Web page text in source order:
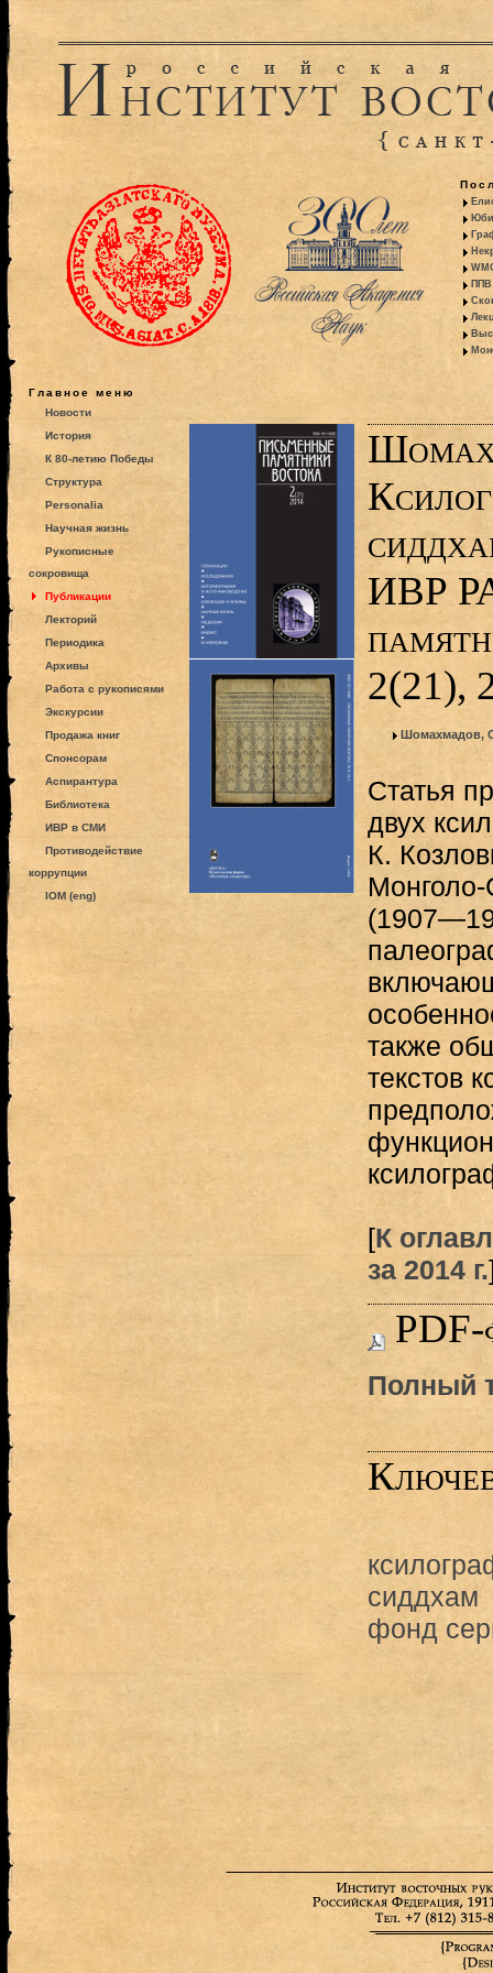
ППВ
Главное меню
Новости
История
К 80-летию Победы
Структура
Personalia
Научная жизнь
Рукописные
сокровища
Публикации
Лекторий
Периодика
Архивы
Работа с рукописями
Экскурсии
Продажа книг
Спонсорам
Аспирантура
Библиотека
ИВР в СМИ
Противодействие
коррупции
IOM (eng)
ИВР
2(21),
Шомахмадов,
Статья
двух
К.
также
текстов
[К
за 2014 г.
PDF-
Полный
сиддхам
фонд